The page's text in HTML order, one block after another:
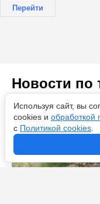
Новости по
Перейти
Используя сайт, вы
cookies и обработкой
с Политикой cookies